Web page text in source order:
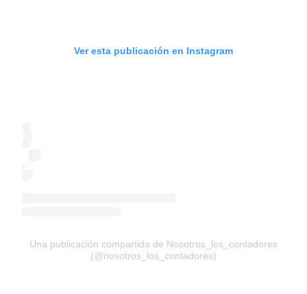
Ver esta publicación en Instagram
Una publicación compartida de Nosotros_los_contadores
(@nosotros_los_contadores)